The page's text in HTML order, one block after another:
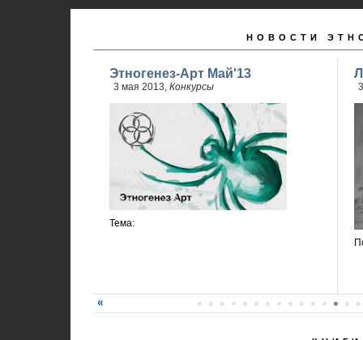
НОВОСТИ
Этногенез-Арт Май'13
3 мая 2013, Конкурсы
Тема: